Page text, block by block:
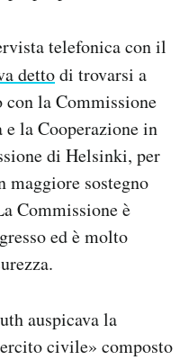
telefonica con il
dettodi trovarsi a
la Commissione
e la Cooperazione in
di Helsinki, per
maggiore sostegno
Commissione è
ed è molto
auspicava la
civile» composto